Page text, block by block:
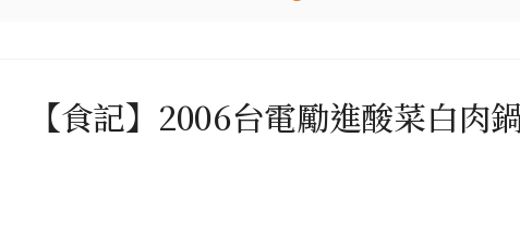
【食記】2006台電勵進酸菜白肉